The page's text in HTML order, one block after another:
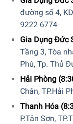
Ngăn đông
Ngăn đông của
bền chắc, hỗ
lạnh hiệu quả.
thích hợp cho
hộp đá lớn. Thiết
chóng và dễ dàng.
đường số 4,
9222 6774
Gia Dụng Đức
Tầng 3, Tòa
Phú, Tp. Thủ
Hải Phòng
Chân, TP.Hải
Thanh Hóa
P.Tân Sơn,